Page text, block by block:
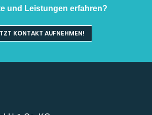
und Leistungen erfahren?
KONTAKT AUFNEHMEN!